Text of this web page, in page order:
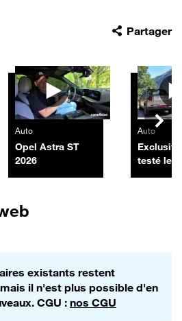
Partager
Auto
Opel Astra ST
2026
Auto
Exclusif :
testé les
existants restent
il n'est plus possible d'en
CGU : nos CGU